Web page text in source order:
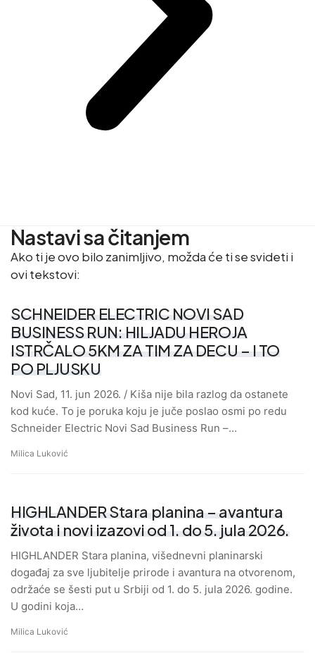
Nastavi sa čitanjem
Ako ti je ovo bilo zanimljivo, možda će ti se svideti i
ovi tekstovi:
SCHNEIDER ELECTRIC NOVI SAD
BUSINESS RUN: HILJADU HEROJA
ISTRČALO 5KM ZA TIM ZA DECU – I TO
PO PLJUSKU
Novi Sad, 11. jun 2026. / Kiša nije bila razlog da ostanete
kod kuće. To je poruka koju je juče poslao osmi po redu
Schneider Electric Novi Sad Business Run –…
Milica Luković
HIGHLANDER Stara planina – avantura
života i novi izazovi od 1. do 5. jula 2026.
HIGHLANDER Stara planina, višednevni planinarski
događaj za sve ljubitelje prirode i avantura na otvorenom,
održaće se šesti put u Srbiji od 1. do 5. jula 2026. godine.
U godini koja…
Milica Luković